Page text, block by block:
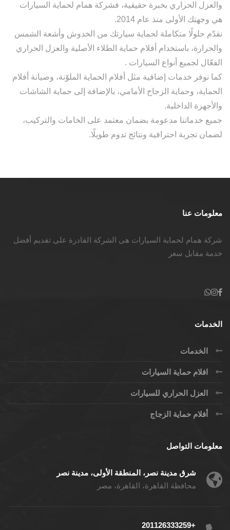
والعزل الحراري بخبرة حقيقية، فشركة همام لحماية السيارات
هي وجهتك الأولى منذ عام 2014.
نقدّم حلولًا متكاملة لحماية سيارتك من الخدوش وأشعة الشمس
والحرارة، باستخدام أفلام حماية الطلاء الأصلية والعزل الحراري
الفعّال لجميع أنواع السيارات .
كما نوفر خدمات إضافية مثل أفلام الحماية الملوّنة، وصيانة أفلام
الحماية، وحماية الزجاج الأمامي، بالإضافة إلى حماية الشاشات
والأجهزة الداخلية.
جميع خدماتنا مدعومة بضمان معتمد على الخامات والتركيب،
لضمان تجربة احترافية ونتائج تدوم طويلًا.
معلومات عنا
شركة همام لحماية السيارات هى الشركة القادرة على تقديم أفضل
خدمة مقابل سعر
الخدمات
الخدمات
افلام حماية السيارات
العزل الحراري للسيارات
أفلام حماية الزجاج
معلومات التواصل
شرق مدينة نصر، المنطقة الأولى، مدينة نصر
محافظة القاهرة، القاهرة، مصر
+201126333259